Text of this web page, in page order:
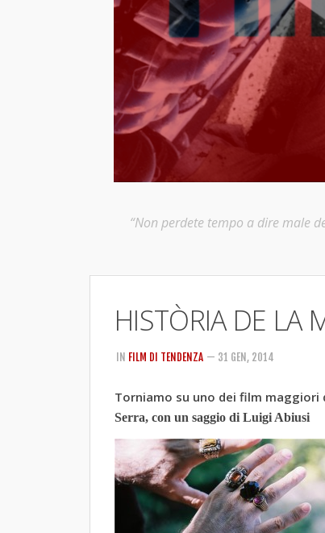
“Non perdete tempo a dire male
HISTÒRIA DE LA
IN FILM DI TENDENZA — 31 GEN, 2014
Torniamo su uno dei film maggiori
Serra, con un saggio di Luigi Abiusi